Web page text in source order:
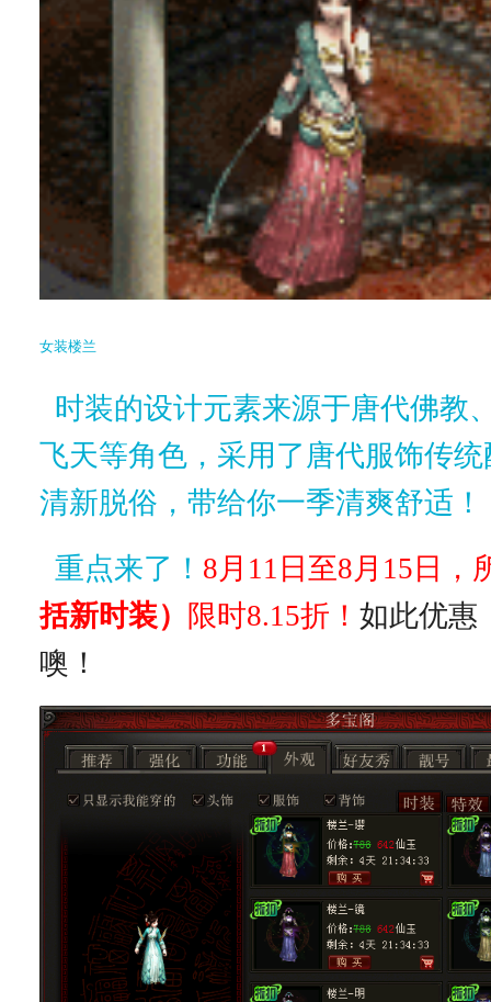
女装楼兰
时装的设计元素来源于唐代佛教
飞天等角色，采用了唐代服饰传
清新脱俗，带给你一季清爽舒适！
重点来了！ 8 月11日至8月15日，
括新时装） 限时8.15折！如此优惠
噢！